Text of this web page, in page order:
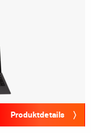
Produktdetails